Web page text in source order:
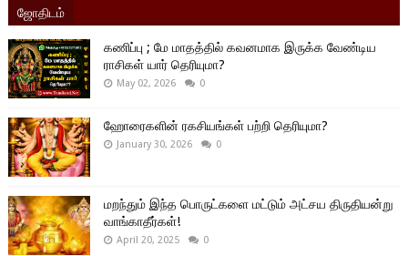
ஜோதிடம்
கணிப்பு ; மே மாதத்தில் கவனமாக இருக்க வேண்டிய
ராசிகள் யார் தெரியுமா?
May 02, 2026 0
ஹோரைகளின் ரகசியங்கள் பற்றி தெரியுமா?
January 30, 2026 0
மறந்தும் இந்த பொருட்களை மட்டும் அட்சய திருதியன்று
வாங்காதீர்கள்!
April 20, 2025 0